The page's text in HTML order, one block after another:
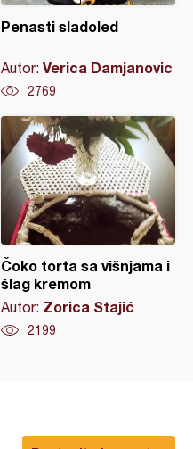
Penasti sladoled
Autor: Verica Damjanovic
2769
Čoko torta sa višnjama i
šlag kremom
Autor: Zorica Stajić
2199